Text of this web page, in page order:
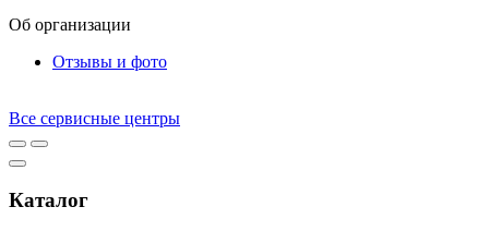
Об организации
Отзывы и фото
Все сервисные центры
Каталог